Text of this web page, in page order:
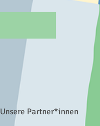
Unsere Partner*innen